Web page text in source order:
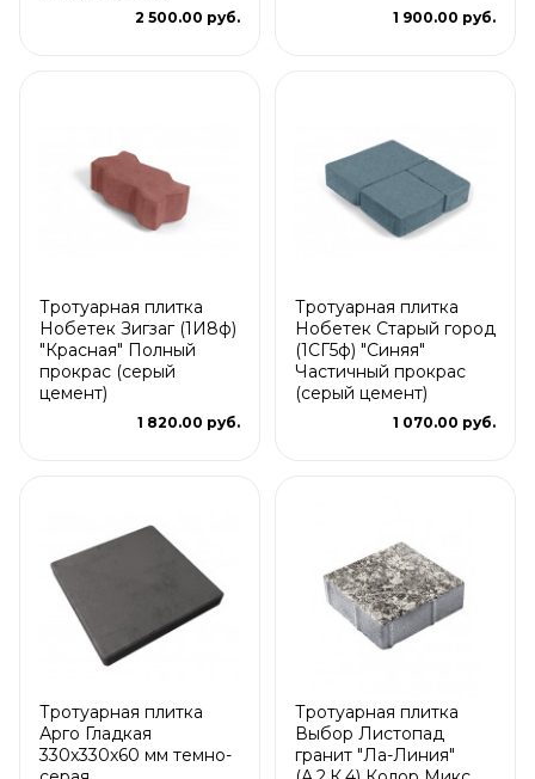
2 500.00 руб. 1 900.00 руб.
Тротуарная плитка
Нобетек Зигзаг (1И8ф)
"Красная" Полный
прокрас (серый
цемент)
1 820.00 руб.
Тротуарная плитка
Нобетек Старый город
(1СГ5ф) "Синяя"
Частичный прокрас
(серый цемент)
1 070.00 руб.
Тротуарная плитка
Арго Гладкая
330x330x60 мм темно-
Тротуарная плитка
Выбор Листопад
гранит "Ла-Линия"